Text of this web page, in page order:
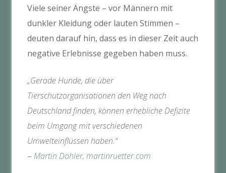
Viele seiner Ängste – vor Männern mit
dunkler Kleidung oder lauten Stimmen –
deuten darauf hin, dass es in dieser Zeit auch
negative Erlebnisse gegeben haben muss.
„Gerade Hunde, die über
Tierschutzorganisationen den Weg nach
Deutschland finden, können erhebliche Defizite
beim Umgang mit verschiedenen
Umwelteinflüssen haben.“
– Martin Döhler, martinruetter.com